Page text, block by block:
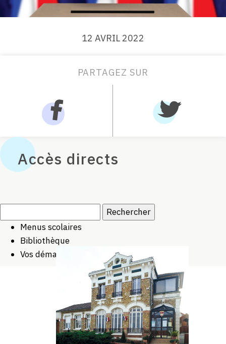
12 AVRIL 2022
PARTAGEZ SUR
Accès directs
Menus scolaires
Bibliothèque
Vos démarches